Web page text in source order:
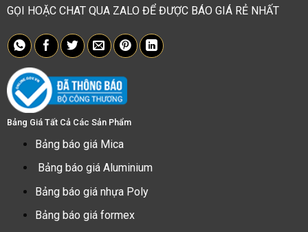
GỌI HOẶC CHAT QUA ZALO ĐỂ ĐƯỢC BÁO GIÁ RẺ NHẤT
Bảng Giá Tất Cả Các Sản Phẩm
Bảng báo giá Mica
Bảng báo giá Aluminium
Bảng báo giá nhựa Poly
Bảng báo giá formex